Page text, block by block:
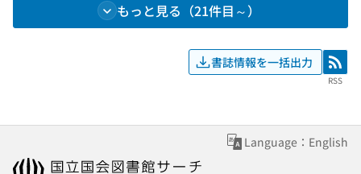
もっと見る（21件目～）
書誌情報を一括出力 RSS
RSS
Language：English